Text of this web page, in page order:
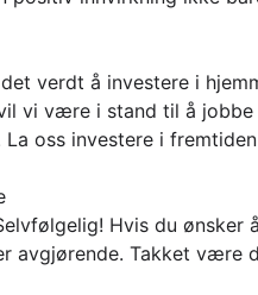
verdt å investere i
vi være i stand til å
oss investere i
Hvis du
avgjørende. Takket